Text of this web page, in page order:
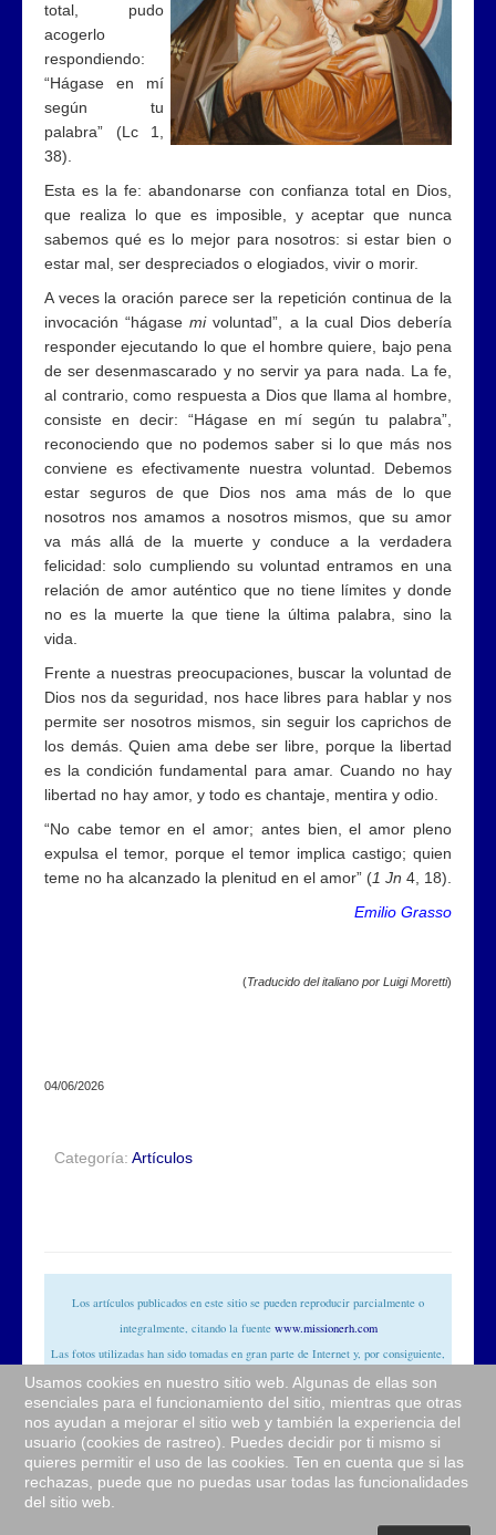
total, pudo
acogerlo
respondiendo:
“Hágase en mí
según tu
palabra” (Lc 1,
38).
Esta es la fe: abandonarse con confianza total en Dios,
que realiza lo que es imposible, y aceptar que nunca
sabemos qué es lo mejor para nosotros: si estar bien o
estar mal, ser despreciados o elogiados, vivir o morir.
A veces la oración parece ser la repetición continua de la
invocación “hágasemivoluntad”, a la cual Dios debería
responder ejecutando lo que el hombre quiere, bajo pena
de ser desenmascarado y no servir ya para nada. La fe,
al contrario, como respuesta a Dios que llama al hombre,
consiste en decir: “Hágase en mí según tu palabra”,
reconociendo que no podemos saber si lo que más nos
conviene es efectivamente nuestra voluntad. Debemos
estar seguros de que Dios nos ama más de lo que
nosotros nos amamos a nosotros mismos, que su amor
va más allá de la muerte y conduce a la verdadera
felicidad: solo cumpliendo su voluntad entramos en una
relación de amor auténtico que no tiene límites y donde
no es la muerte la que tiene la última palabra, sino la
vida.
Frente a nuestras preocupaciones, buscar la voluntad de
Dios nos da seguridad, nos hace libres para hablar y nos
permite ser nosotros mismos, sin seguir los caprichos de
los demás. Quien ama debe ser libre, porque la libertad
es la condición fundamental para amar. Cuando no hay
libertad no hay amor, y todo es chantaje, mentira y odio.
“No cabe temor en el amor; antes bien, el amor pleno
expulsa el temor, porque el temor implica castigo; quien
teme no ha alcanzado la plenitud en el amor” (1 Jn 4, 18).
Emilio Grasso
(Traducido del italiano por Luigi Moretti)
04/06/2026
Categoría: Artículos
Los artículos publicados en este sitio se pueden reproducir parcialmente o
integralmente, citando la fuente www.missionerh.com
Las fotos utilizadas han sido tomadas en gran parte de Internet y, por consiguiente,
consideradas de dominio público. Si los sujetos o los autores hubieran algo en contra
de la publicación, solo tendrían que señalarlo a la redacción (info@missionerh.it)
que dispondrá rápidamente la eliminación de las imágenes utilizadas.
© Sitio web de la ComunidadRedemptor hominis
Usamos cookies en nuestro sitio web. Algunas de ellas son
esenciales para el funcionamiento del sitio, mientras que otras
nos ayudan a mejorar el sitio web y también la experiencia del
usuario (cookies de rastreo). Puedes decidir por ti mismo si
quieres permitir el uso de las cookies. Ten en cuenta que si las
rechazas, puede que no puedas usar todas las funcionalidades
del sitio web.